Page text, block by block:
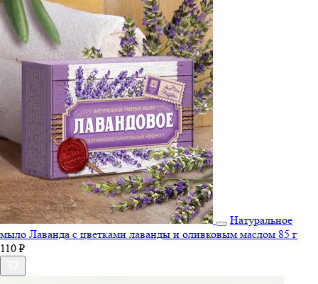
Натуральное
мыло Лаванда с цветками лаванды и оливковым маслом 85 г
110 ₽